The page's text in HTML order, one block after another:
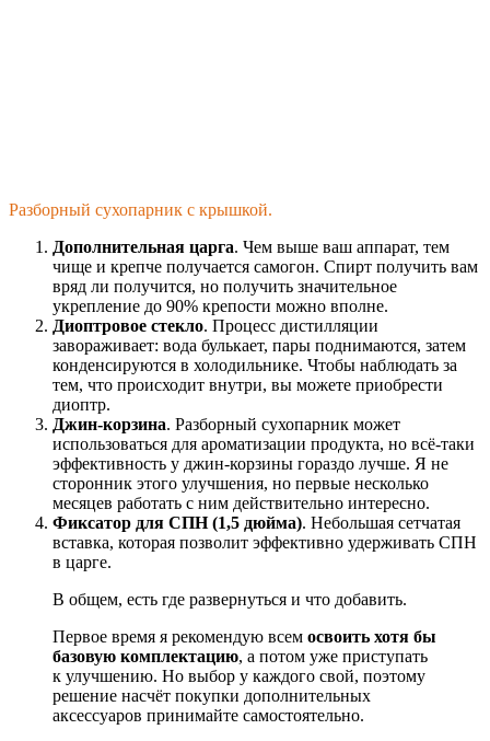
Разборный сухопарник с крышкой.
Дополнительная царга. Чем выше ваш аппарат, тем
чище и крепче получается самогон. Спирт получить вам
вряд ли получится, но получить значительное
укрепление до 90% крепости можно вполне.
Диоптровое стекло. Процесс дистилляции
завораживает: вода булькает, пары поднимаются, затем
конденсируются в холодильнике. Чтобы наблюдать за
тем, что происходит внутри, вы можете приобрести
диоптр.
Джин-корзина. Разборный сухопарник может
использоваться для ароматизации продукта, но всё-таки
эффективность у джин-корзины гораздо лучше. Я не
сторонник этого улучшения, но первые несколько
месяцев работать с ним действительно интересно.
Фиксатор для СПН (1,5 дюйма). Небольшая сетчатая
вставка, которая позволит эффективно удерживать СПН
в царге.
В общем, есть где развернуться и что добавить.
Первое время я рекомендую всем освоить хотя бы
базовую комплектацию, а потом уже приступать
к улучшению. Но выбор у каждого свой, поэтому
решение насчёт покупки дополнительных
аксессуаров принимайте самостоятельно.